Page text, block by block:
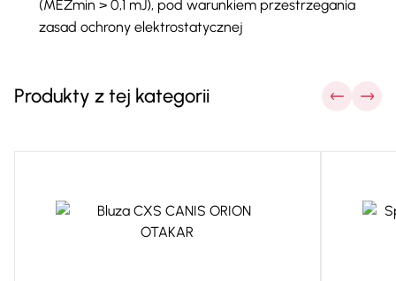
(MEZmin > 0,1 mJ), pod warunkiem przestrzegania
zasad ochrony elektrostatycznej
Produkty z tej kategorii